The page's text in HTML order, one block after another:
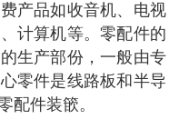
产品如收音机、电视
计算机等。零配件的
生产部份，一般由专
零件是线路板和半导
配件装篏。